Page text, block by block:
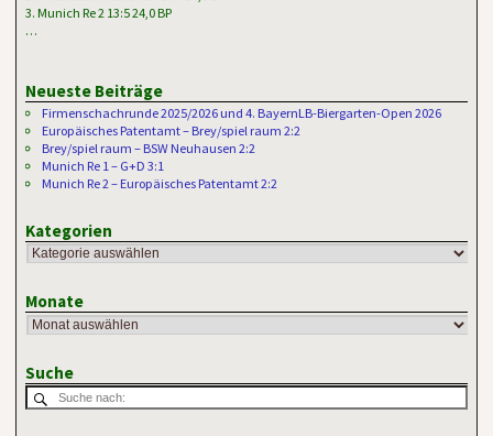
3. Munich Re 2 13:5 24,0 BP
…
Neueste Beiträge
Firmenschachrunde 2025/2026 und 4. BayernLB-Biergarten-Open 2026
Europäisches Patentamt – Brey/spiel raum 2:2
Brey/spiel raum – BSW Neuhausen 2:2
Munich Re 1 – G+D 3:1
Munich Re 2 – Europäisches Patentamt 2:2
Kategorien
Monate
Suche